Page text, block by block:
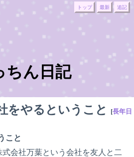
トップ 最新 追記
ちん日記
をやるということ [長年日
こと
式会社万葉という会社を友人と二